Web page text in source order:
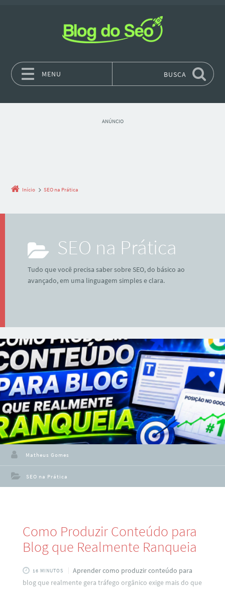
MENU BUSCA
ANÚNCIO
Início SEO na Prática
SEO na Prática
Tudo que você precisa saber sobre SEO, do básico ao
avançado, em uma linguagem simples e clara.
SEO na Prática
Matheus Gomes
Como Produzir Conteúdo para
Blog que Realmente Ranqueia
16 MINUTOS
Aprender como produzir conteúdo para
blog que realmente gera tráfego orgânico exige mais do que